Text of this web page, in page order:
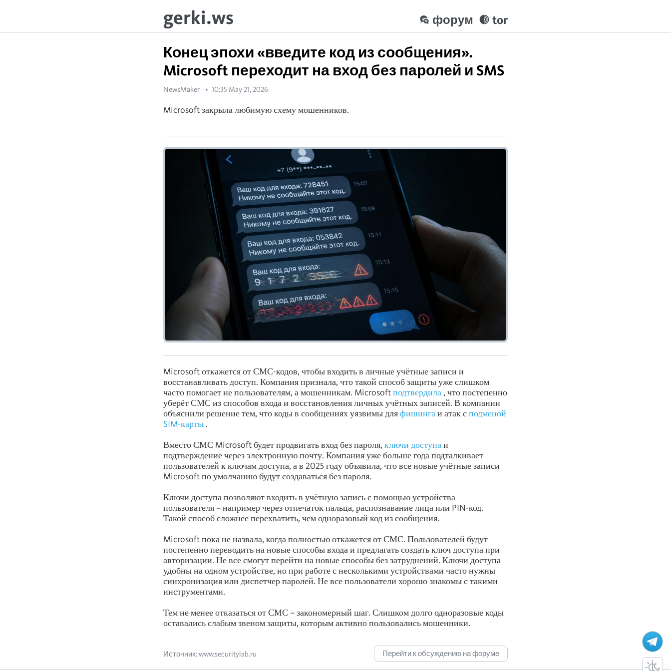
gerki.ws tor
форум
Конец эпохи «введите код из сообщения».
Microsoft переходит на вход без паролей и SMS
NewsMaker 10:35 May 21, 2026
Microsoft закрыла любимую схему мошенников.
Microsoft откажется от СМС-кодов, чтобы входить в личные учётные записи и
восстанавливать доступ. Компания признала, что такой способ защиты уже слишком
часто помогает не пользователям, а мошенникам. Microsoftподтвердила , что постепенно
уберёт СМС из способов входа и восстановления личных учётных записей. В компании
объяснили решение тем, что коды в сообщениях уязвимы дляфишинга и атак сподменой
SIM-карты .
Вместо СМС Microsoft будет продвигать вход без пароля, ключи доступа и
подтверждение через электронную почту. Компания уже больше года подталкивает
пользователей к ключам доступа, а в 2025 году объявила, что все новые учётные записи
Microsoft по умолчанию будут создаваться без пароля.
Ключи доступа позволяют входить в учётную запись с помощью устройства
пользователя – например через отпечаток пальца, распознавание лица или PIN-код.
Такой способ сложнее перехватить, чем одноразовый код из сообщения.
Microsoft пока не назвала, когда полностью откажется от СМС. Пользователей будут
постепенно переводить на новые способы входа и предлагать создать ключ доступа при
авторизации. Не все смогут перейти на новые способы без затруднений. Ключи доступа
удобны на одном устройстве, но при работе с несколькими устройствами часто нужны
синхронизация или диспетчер паролей. Не все пользователи хорошо знакомы с такими
инструментами.
Тем не менее отказаться от СМС – закономерный шаг. Слишком долго одноразовые коды
оставались слабым звеном защиты, которым активно пользовались мошенники.
Источник: www.securitylab.ru Перейти к обсуждению на форуме